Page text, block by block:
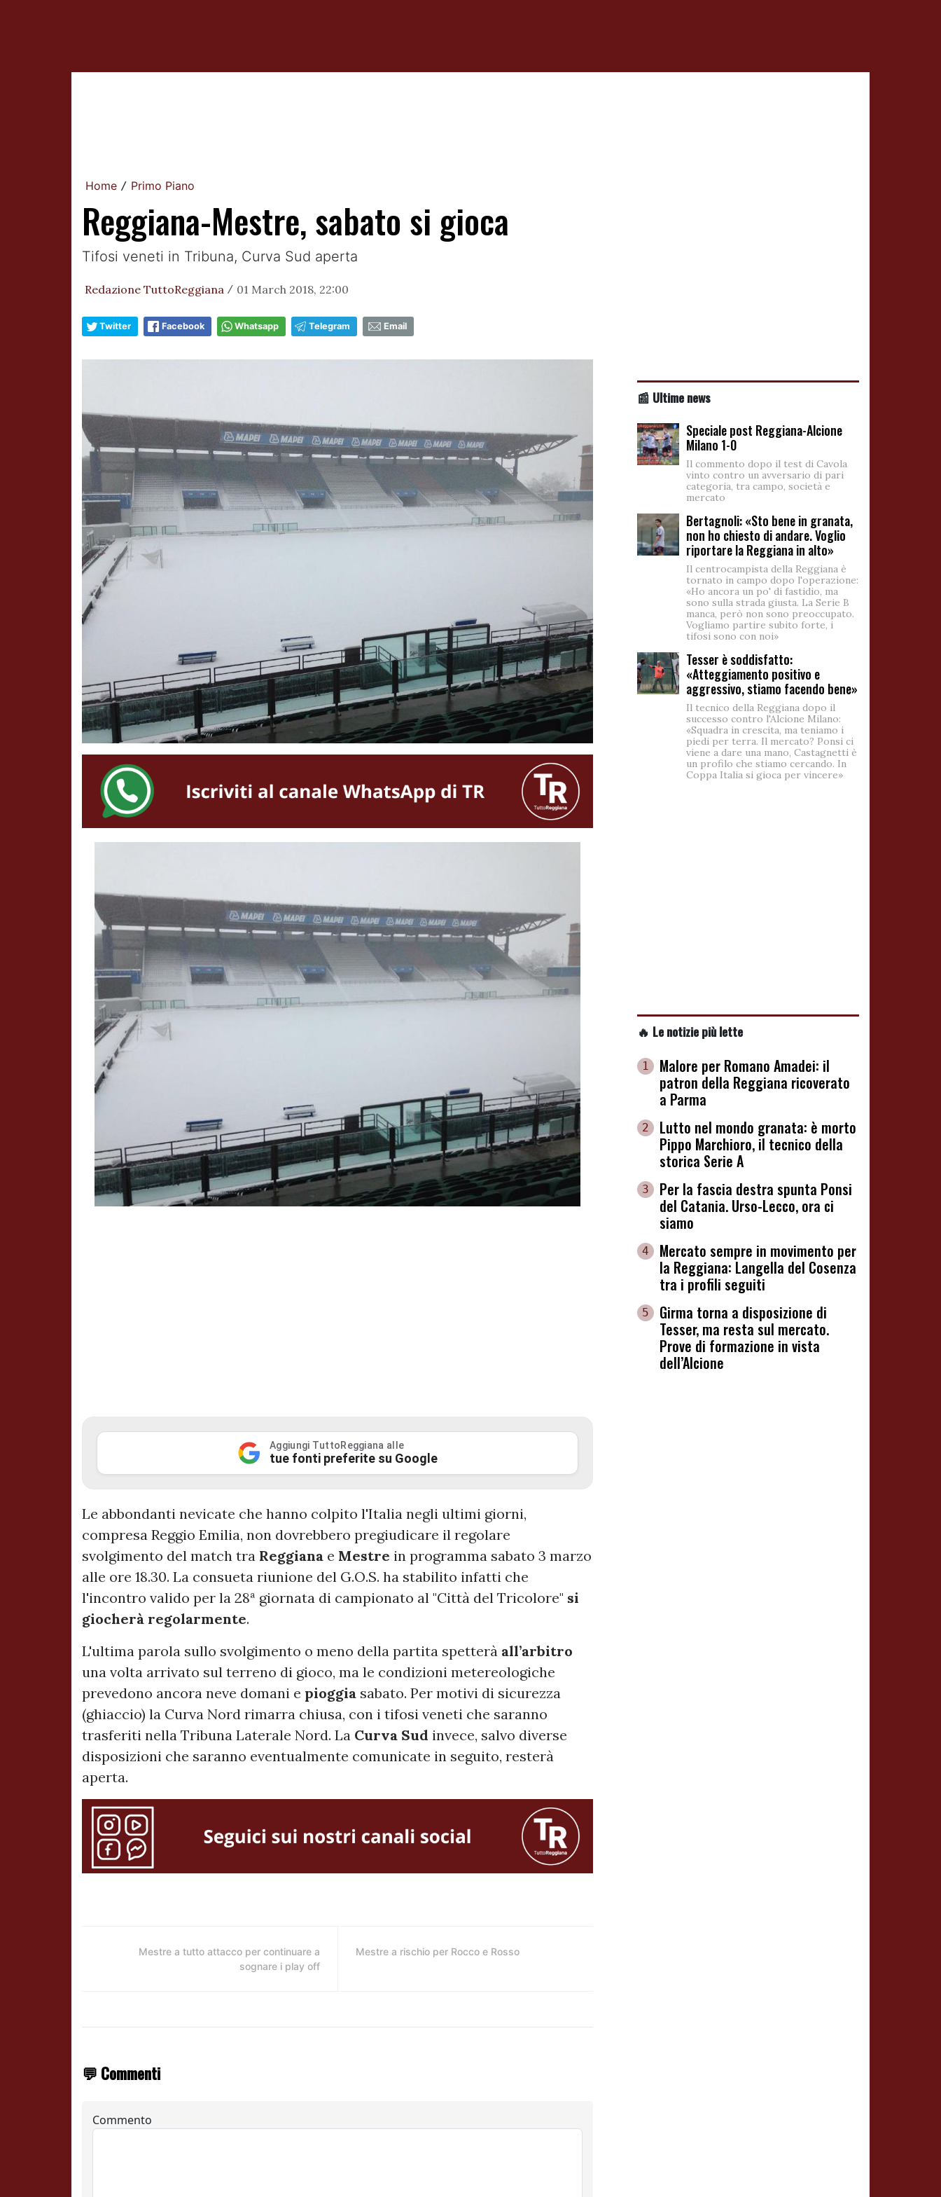
Home / Primo Piano
Reggiana-Mestre, sabato si gioca
Tifosi veneti in Tribuna, Curva Sud aperta
Redazione TuttoReggiana / 01 March 2018, 22:00
Twitter Facebook Whatsapp Telegram Email
Aggiungi TuttoReggiana alle
tue fonti preferite su Google
Le abbondanti nevicate che hanno colpito l'Italia negli ultimi giorni,
compresa Reggio Emilia, non dovrebbero pregiudicare il regolare
svolgimento del match tra Reggiana e Mestre in programma sabato 3 marzo
alle ore 18.30. La consueta riunione del G.O.S. ha stabilito infatti che
l'incontro valido per la 28ª giornata di campionato al "Città del Tricolore" si
giocherà regolarmente.
L'ultima parola sullo svolgimento o meno della partita spetterà all’arbitro
una volta arrivato sul terreno di gioco, ma le condizioni metereologiche
prevedono ancora neve domani e pioggia sabato. Per motivi di sicurezza
(ghiaccio) la Curva Nord rimarra chiusa, con i tifosi veneti che saranno
trasferiti nella Tribuna Laterale Nord. La Curva Sud invece, salvo diverse
disposizioni che saranno eventualmente comunicate in seguito, resterà
aperta.
Mestre a tutto attacco per continuare a
sognare i play off
Mestre a rischio per Rocco e Rosso
💬 Commenti
📰 Ultime news
Speciale post Reggiana-Alcione
Milano 1-0
Il commento dopo il test di Cavola
vinto contro un avversario di pari
categoria, tra campo, società e
mercato
Bertagnoli: «Sto bene in granata,
non ho chiesto di andare. Voglio
riportare la Reggiana in alto»
Il centrocampista della Reggiana è
tornato in campo dopo l'operazione:
«Ho ancora un po' di fastidio, ma
sono sulla strada giusta. La Serie B
manca, però non sono preoccupato.
Vogliamo partire subito forte, i
tifosi sono con noi»
Tesser è soddisfatto:
«Atteggiamento positivo e
aggressivo, stiamo facendo bene»
Il tecnico della Reggiana dopo il
successo contro l'Alcione Milano:
«Squadra in crescita, ma teniamo i
piedi per terra. Il mercato? Ponsi ci
viene a dare una mano, Castagnetti è
un profilo che stiamo cercando. In
Coppa Italia si gioca per vincere»
🔥 Le notizie più lette
1
Malore per Romano Amadei: il
patron della Reggiana ricoverato
a Parma
2
Lutto nel mondo granata: è morto
Pippo Marchioro, il tecnico della
storica Serie A
3
Per la fascia destra spunta Ponsi
del Catania. Urso-Lecco, ora ci
siamo
4
Mercato sempre in movimento per
la Reggiana: Langella del Cosenza
tra i profili seguiti
5
Girma torna a disposizione di
Tesser, ma resta sul mercato.
Prove di formazione in vista
dell’Alcione